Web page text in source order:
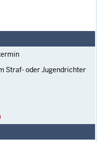
Straf- oder Jugendrichter